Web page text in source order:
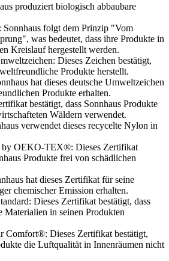
produziert biologisch abbaubare
folgt dem Prinzip "Vom
was bedeutet, dass ihre Produkte in
Kreislauf hergestellt werden.
Dieses Zeichen bestätigt,
Produkte herstellt.
hat dieses deutsche Umweltzeichen
Produkte erhalten.
bestätigt, dass Sonnhaus Produkte
Wäldern verwendet.
verwendet dieses recycelte Nylon in
OEKO-TEX®: Dieses Zertifikat
Produkte frei von schädlichen
hat dieses Zertifikat für seine
chemischer Emission erhalten.
Dieses Zertifikat bestätigt, dass
Materialien in seinen Produkten
Comfort®: Dieses Zertifikat bestätigt,
die Luftqualität in Innenräumen nicht